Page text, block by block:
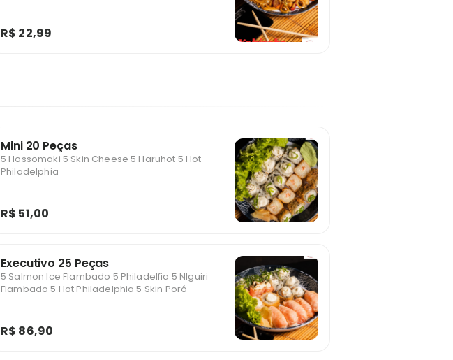
R$ 22,99
Mini 20 Peças
5 Hossomaki 5 Skin Cheese 5 Haruhot 5 Hot
Philadelphia
R$ 51,00
Executivo 25 Peças
5 Salmon Ice Flambado 5 Philadelfia 5 NIguiri
Flambado 5 Hot Philadelphia 5 Skin Poró
R$ 86,90